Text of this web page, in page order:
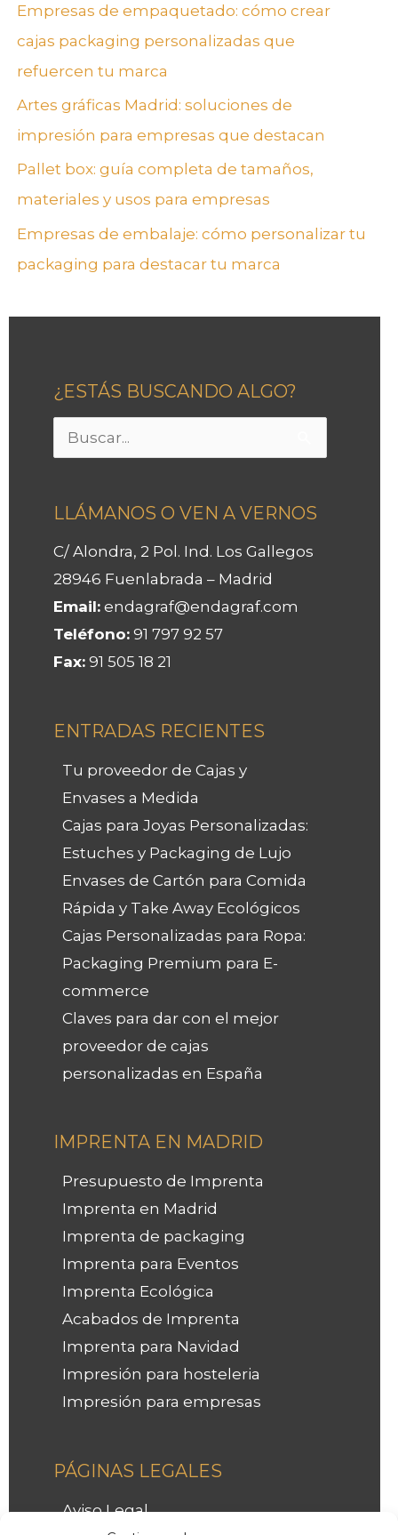
Empresas de empaquetado: cómo crear
cajas packaging personalizadas que
refuercen tu marca
Artes gráficas Madrid: soluciones de
impresión para empresas que destacan
Pallet box: guía completa de tamaños,
materiales y usos para empresas
Empresas de embalaje: cómo personalizar tu
packaging para destacar tu marca
¿ESTÁS BUSCANDO ALGO?
Buscar
LLÁMANOS O VEN A VERNOS
C/ Alondra, 2 Pol. Ind. Los Gallegos
28946 Fuenlabrada – Madrid
Email: endagraf@endagraf.com
Teléfono: 91 797 92 57
Fax: 91 505 18 21
ENTRADAS RECIENTES
Tu proveedor de Cajas y
Envases a Medida
Cajas para Joyas Personalizadas:
Estuches y Packaging de Lujo
Envases de Cartón para Comida
Rápida y Take Away Ecológicos
Cajas Personalizadas para Ropa:
Packaging Premium para E-
commerce
Claves para dar con el mejor
proveedor de cajas
personalizadas en España
IMPRENTA EN MADRID
Presupuesto de Imprenta
Imprenta en Madrid
Imprenta de packaging
Imprenta para Eventos
Imprenta Ecológica
Acabados de Imprenta
Imprenta para Navidad
Impresión para hosteleria
Impresión para empresas
PÁGINAS LEGALES
Aviso Legal
Facebook
Instagram
LinkedIn